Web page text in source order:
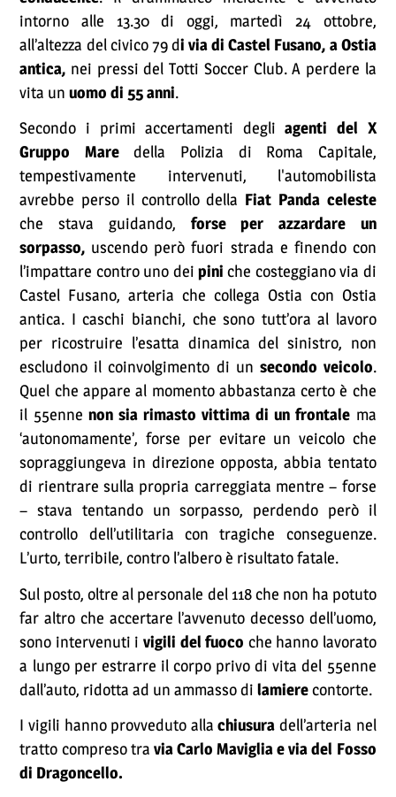
intorno alle 13.30 di oggi, martedì 24 ottobre,
all’altezza del civico 79 di via di Castel Fusano, a Ostia
antica, nei pressi del Totti Soccer Club. A perdere la
vita unuomo di 55 anni.
Secondo i primi accertamenti degliagenti del X
Gruppo Maredella Polizia di Roma Capitale,
tempestivamente intervenuti, l'automobilista
avrebbe perso il controllo della Fiat Panda celeste
che stava guidando, forse per azzardare un
sorpasso, uscendo però fuori strada e finendo con
l’impattare contro uno dei piniche costeggiano via di
Castel Fusano, arteria che collega Ostia con Ostia
antica. I caschi bianchi, che sono tutt’ora al lavoro
per ricostruire l’esatta dinamica del sinistro, non
escludono il coinvolgimento di un secondo veicolo.
Quel che appare al momento abbastanza certo è che
il 55enne non sia rimasto vittima di un frontale ma
‘autonomamente’, forse per evitare un veicolo che
sopraggiungeva in direzione opposta, abbia tentato
di rientrare sulla propria carreggiata mentre – forse
– stava tentando un sorpasso, perdendo però il
controllo dell’utilitaria con tragiche conseguenze.
L’urto, terribile, contro l’albero è risultato fatale.
Sul posto, oltre al personale del 118 che non ha potuto
far altro che accertare l’avvenuto decesso dell’uomo,
sono intervenuti i vigili del fuoco che hanno lavorato
a lungo per estrarre il corpo privo di vita del 55enne
dall’auto, ridotta ad un ammasso di lamierecontorte.
I vigili hanno provveduto alla chiusura dell’arteria nel
tratto compreso tra via Carlo Maviglia e via del Fosso
di Dragoncello.